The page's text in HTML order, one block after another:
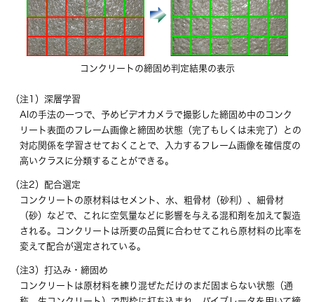
コンクリートの締固め判定結果の表示
（注1）深層学習
AIの手法の一つで、予めビデオカメラで撮影した締固め中のコンク
リート表面のフレーム画像と締固め状態（完了もしくは未完了）との
対応関係を学習させておくことで、入力するフレーム画像を確信度の
高いクラスに分類することができる。
（注2）配合選定
コンクリートの原材料はセメント、水、粗骨材（砂利）、細骨材
（砂）などで、これに空気量などに影響を与える混和剤を加えて製造
される。コンクリートは所要の品質に合わせてこれら原材料の比率を
変えて配合が選定されている。
（注3）打込み・締固め
コンクリートは原材料を練り混ぜただけのまだ固まらない状態（通